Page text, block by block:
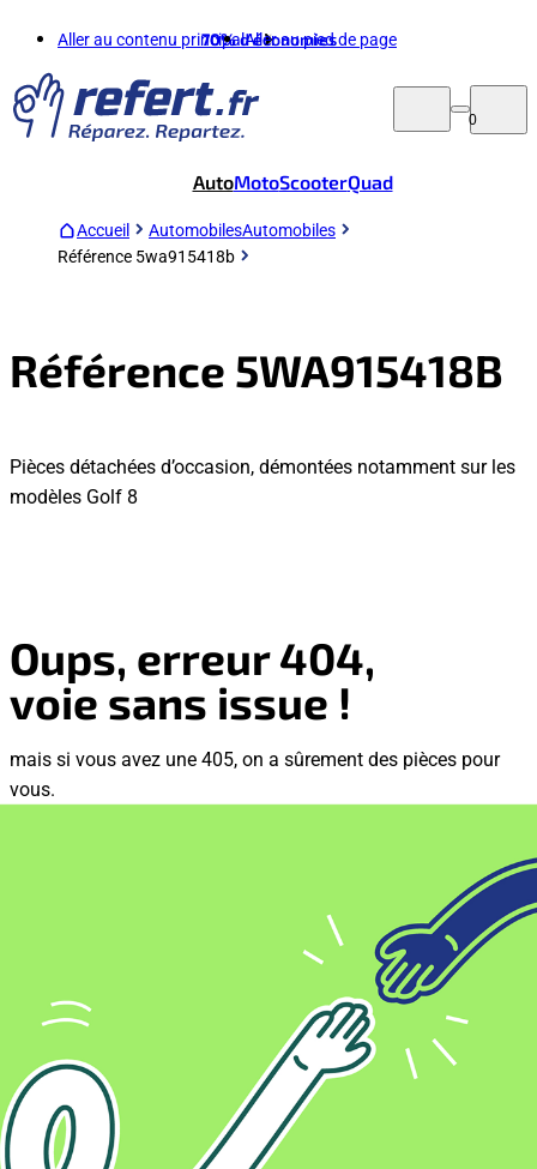
Aller au contenu principalAller au pied de page
70%d'économies
0
AutoMotoScooterQuad
Accueil AutomobilesAutomobiles
Référence 5wa915418b
Référence 5WA915418B
Pièces détachées d’occasion, démontées notamment sur les
modèles Golf 8
Oups, erreur 404,
voie sans issue !
mais si vous avez une 405, on a sûrement des pièces pour
vous.